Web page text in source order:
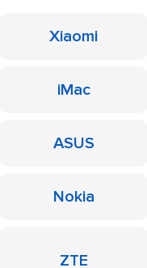
Xiaomi
iMac
ASUS
Nokia
ZTE